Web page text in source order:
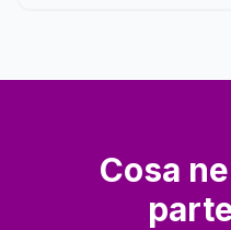
Cosa